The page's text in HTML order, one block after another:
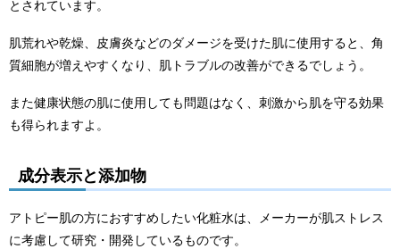
とされています。
肌荒れや乾燥、皮膚炎などのダメージを受けた肌に使用すると、角
質細胞が増えやすくなり、肌トラブルの改善ができるでしょう。
また健康状態の肌に使用しても問題はなく、刺激から肌を守る効果
も得られますよ。
成分表示と添加物
アトピー肌の方におすすめしたい化粧水は、メーカーが肌ストレス
に考慮して研究・開発しているものです。